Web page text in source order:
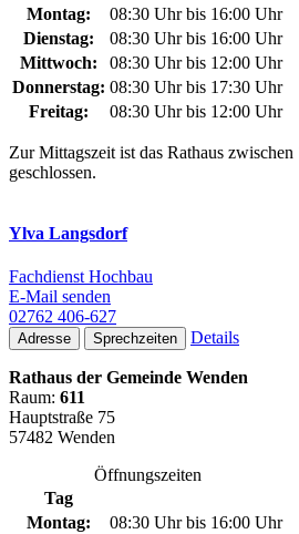
Montag:
08:30 Uhr bis 16:00 Uhr
Dienstag:
08:30 Uhr bis 16:00 Uhr
Mittwoch:
08:30 Uhr bis 12:00 Uhr
Donnerstag: 08:30 Uhr bis 17:30 Uhr
Freitag:
08:30 Uhr bis 12:00 Uhr
Zur Mittagszeit ist das Rathaus
geschlossen.
Ylva Langsdorf
Fachdienst Hochbau
E-Mail senden
02762 406-627
Adresse Sprechzeiten Details
Rathaus der Gemeinde Wenden
Raum: 611
Hauptstraße 75
57482 Wenden
Öffnungszeiten
Tag
Montag:
08:30 Uhr bis 16:00 Uhr